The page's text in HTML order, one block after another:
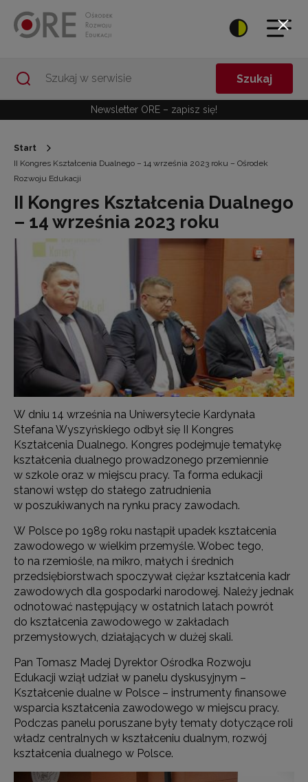
Szukaj
Newsletter ORE – zapisz się!
Start
II Kongres Kształcenia Dualnego – 14 września 2023 roku – Ośrodek
Rozwoju Edukacji
II Kongres Kształcenia Dualnego
– 14 września 2023 roku
W dniu 14 września na Uniwersytecie Kardynała
Stefana Wyszyńskiego odbył się II Kongres
Kształcenia Dualnego. Kongres podejmuje tematykę
kształcenia dualnego prowadzonego przemiennie
w szkole oraz w miejscu pracy. Ta forma edukacji
stanowi wstęp do stałego zatrudnienia
w poszukiwanych na rynku pracy zawodach.
W Polsce po 1989 roku nastąpił upadek kształcenia
zawodowego w wielkim przemyśle. Wobec tego,
to na rzemiośle, na mikro, małych i średnich
przedsiębiorstwach spoczywał ciężar kształcenia kadr
zawodowych dla gospodarki narodowej. Należy jednak
odnotować następujący w ostatnich latach powrót
do kształcenia zawodowego w zakładach
przemysłowych, działających w dużej skali.
Pan Tomasz Madej Dyrektor Ośrodka Rozwoju
Edukacji wziął udział w panelu dyskusyjnym –
Kształcenie dualne w Polsce – instrumenty finansowe
wsparcia kształcenia zawodowego w miejscu pracy.
Podczas panelu poruszane były tematy dotyczące roli
władz centralnych w kształceniu dualnym, rozwój
kształcenia dualnego w Polsce.